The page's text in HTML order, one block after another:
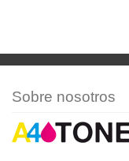
Sobre nosotros